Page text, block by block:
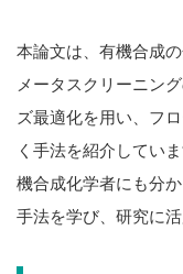
本論文は、有機合成
メータスクリーニン
ズ最適化を用い、フ
く手法を紹介してい
機合成化学者にも分
手法を学び、研究に